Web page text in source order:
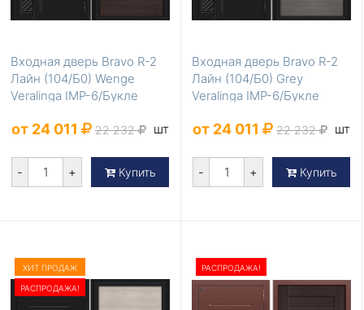
Входная дверь Bravo R-2
Лайн (104/Б0) Wenge
Veralinga IMP-6/Букле
от 24 011 22 232 шт
- + Купить
Входная дверь Bravo R-2
Лайн (104/Б0) Grey
Veralinga IMP-6/Букле
от 24 011 22 232 шт
- + Купить
ХИТ ПРОДАЖ
РАСПРОДАЖА!
РАСПРОДАЖА!